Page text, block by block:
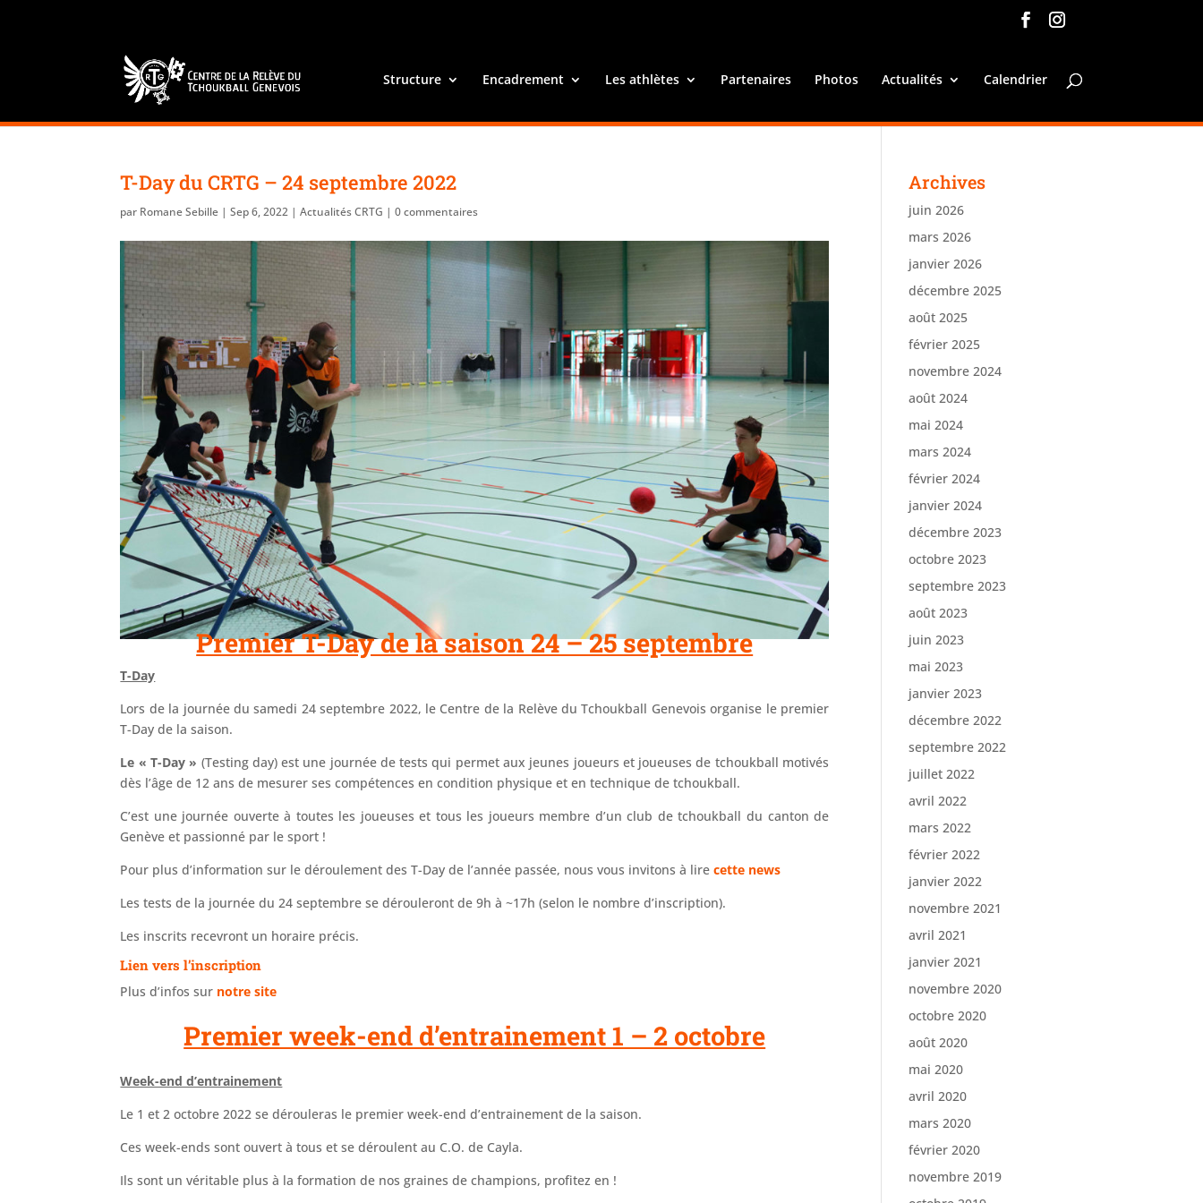
Structure Encadrement Les athlètes Partenaires Photos Actualités Calendrier
T-Day du CRTG – 24 septembre 2022
par Romane Sebille |Sep 6, 2022 |Actualités CRTG |0 commentaires
Premier T-Day de la saison 24 – 25 septembre
T-Day
Lors de la journée du samedi 24 septembre 2022, le Centre de la Relève du Tchoukball Genevois organise le premier
T-Day de la saison.
Le « T-Day » (Testing day) est une journée de tests qui permet aux jeunes joueurs et joueuses de tchoukball motivés
dès l’âge de 12 ans de mesurer ses compétences en condition physique et en technique de tchoukball.
C’est une journée ouverte à toutes les joueuses et tous les joueurs membre d’un club de tchoukball du canton de
Genève et passionné par le sport !
Pour plus d’information sur le déroulement des T-Day de l’année passée, nous vous invitons à lirecette news
Les tests de la journée du 24 septembre se dérouleront de 9h à ~17h (selon le nombre d’inscription).
Les inscrits recevront un horaire précis.
Lien vers l’inscription
Plus d’infos sur notre site
Premier week-end d’entrainement 1 – 2 octobre
Week-end d’entrainement
Le 1 et 2 octobre 2022 se dérouleras le premier week-end d’entrainement de la saison.
Ces week-ends sont ouvert à tous et se déroulent au C.O. de Cayla.
Ils sont un véritable plus à la formation de nos graines de champions, profitez en !
Archives
juin 2026
mars 2026
janvier 2026
décembre 2025
août 2025
février 2025
novembre 2024
août 2024
mai 2024
mars 2024
février 2024
janvier 2024
décembre 2023
octobre 2023
septembre 2023
août 2023
juin 2023
mai 2023
janvier 2023
décembre 2022
septembre 2022
juillet 2022
avril 2022
mars 2022
février 2022
janvier 2022
novembre 2021
avril 2021
janvier 2021
novembre 2020
octobre 2020
août 2020
mai 2020
avril 2020
mars 2020
février 2020
novembre 2019